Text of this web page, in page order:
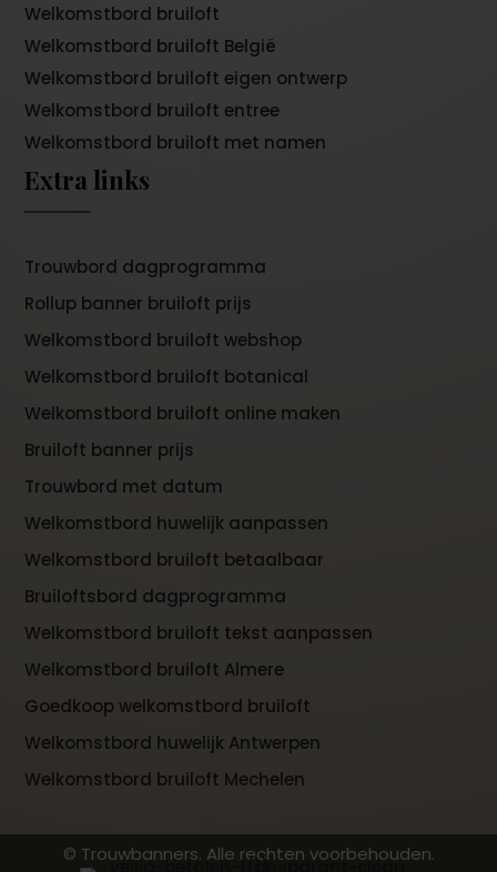
Welkomstbord bruiloft
Welkomstbord bruiloft België
Welkomstbord bruiloft eigen ontwerp
Welkomstbord bruiloft entree
Welkomstbord bruiloft met namen
Extra links
Trouwbord dagprogramma
Rollup banner bruiloft prijs
Welkomstbord bruiloft webshop
Welkomstbord bruiloft botanical
Welkomstbord bruiloft online maken
Bruiloft banner prijs
Trouwbord met datum
Welkomstbord huwelijk aanpassen
Welkomstbord bruiloft betaalbaar
Bruiloftsbord dagprogramma
Welkomstbord bruiloft tekst aanpassen
Welkomstbord bruiloft Almere
Goedkoop welkomstbord bruiloft
Welkomstbord huwelijk Antwerpen
Welkomstbord bruiloft Mechelen
© Trouwbanners. Alle rechten voorbehouden.